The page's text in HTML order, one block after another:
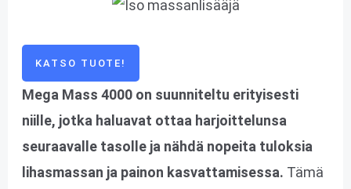
KATSO TUOTE!
Mega Mass 4000 on suunniteltu erityisesti
niille, jotka haluavat ottaa harjoittelunsa
seuraavalle tasolle ja nähdä nopeita tuloksia
lihasmassan ja painon kasvattamisessa. Tämä